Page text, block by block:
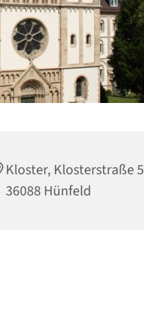
Kloster, Klosterstraße
36088 Hünfeld